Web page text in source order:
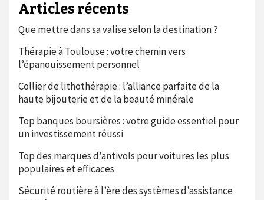
Articles récents
Que mettre dans sa valise selon la destination ?
Thérapie à Toulouse : votre chemin vers
l’épanouissement personnel
Collier de lithothérapie : l’alliance parfaite de la
haute bijouterie et de la beauté minérale
Top banques boursières : votre guide essentiel pour
un investissement réussi
Top des marques d’antivols pour voitures les plus
populaires et efficaces
Sécurité routière à l’ère des systèmes d’assistance